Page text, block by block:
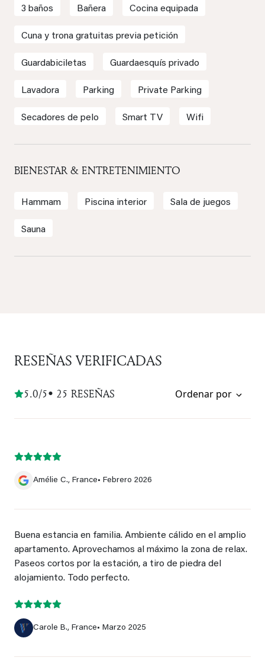
3 baños Bañera Cocina equipada
Cuna y trona gratuitas previa petición
Guardabiciletas Guardaesquís privado
Lavadora Parking Private Parking
Secadores de pelo Smart TV Wifi
BIENESTAR & ENTRETENIMIENTO
Hammam Piscina interior Sala de juegos
Sauna
RESEÑAS VERIFICADAS
5.0/5• 25 RESEÑAS Ordenar por
Amélie C., France• Febrero 2026
Buena estancia en familia. Ambiente cálido en el amplio
apartamento. Aprovechamos al máximo la zona de relax.
Paseos cortos por la estación, a tiro de piedra del
alojamiento. Todo perfecto.
Carole B., France• Marzo 2025